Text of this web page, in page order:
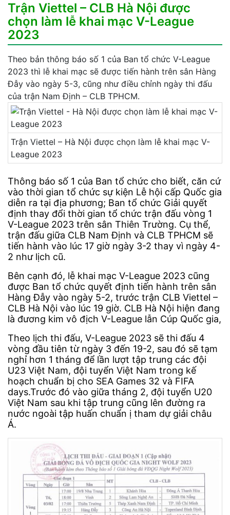
Trận Viettel – CLB Hà Nội được
chọn làm lễ khai mạc V-League
2023
Theo bản thông báo số 1 của Ban tổ chức V-League
2023 thì lễ khai mạc sẽ được tiến hành trên sân Hàng
Đẫy vào ngày 5-3, cũng như điều chỉnh ngày thi đấu
của trận Nam Định – CLB TPHCM.
Trận Viettel – Hà Nội được chọn làm lễ khai mạc V-
League 2023
Thông báo số 1 của Ban tổ chức cho biết, căn cứ
vào thời gian tổ chức sự kiện Lễ hội cấp Quốc gia
diễn ra tại địa phương; Ban tổ chức Giải quyết
định thay đổi thời gian tổ chức trận đấu vòng 1
V-League 2023 trên sân Thiên Trường. Cụ thể,
trận đấu giữa CLB Nam Định và CLB TPHCM sẽ
tiến hành vào lúc 17 giờ ngày 3-2 thay vì ngày 4-
2 như lịch cũ.
Bên cạnh đó, lễ khai mạc V-League 2023 cũng
được Ban tổ chức quyết định tiến hành trên sân
Hàng Đẫy vào ngày 5-2, trước trận CLB Viettel –
CLB Hà Nội vào lúc 19 giờ. CLB Hà Nội hiện đang
là đương kim vô địch V-League lẫn Cúp Quốc gia,
Theo lịch thi đấu, V-League 2023 sẽ thi đấu 4
vòng đầu tiên từ ngày 3 đến 19-2, sau đó sẽ tạm
nghỉ hơn 1 tháng để lần lượt tập trung các đội
U23 Việt Nam, đội tuyển Việt Nam trong kế
hoạch chuẩn bị cho SEA Games 32 và FIFA
days.Trước đó vào giữa tháng 2, đội tuyển U20
Việt Nam sau khi tập trung cũng lên đường ra
nước ngoài tập huấn chuẩn ị tham dự giải châu
Á.